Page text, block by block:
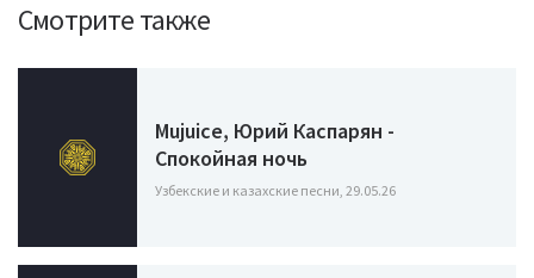
Смотрите также
Mujuice, Юрий Каспарян -
Спокойная ночь
Узбекские и казахские песни, 29.05.26